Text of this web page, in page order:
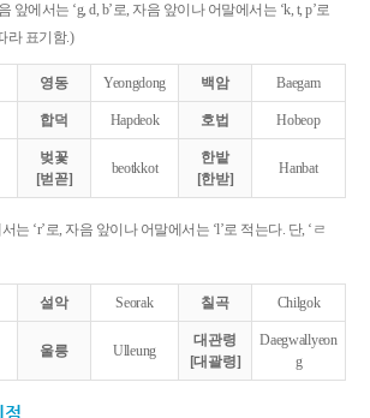
앞에서는 ‘g, d, b’로, 자음 앞이나 어말에서는 ‘k, t, p’로
라 표기함.)
영동 Yeongdong 백암 Baegam
합덕 Hapdeok 호법 Hobeop
벚꽃
[벋꼳]
beotkkot
한밭
[한받]
Hanbat
는 ‘r’로, 자음 앞이나 어말에서는 ‘l’로 적는다. 단, ‘ㄹ
설악 Seorak 칠곡 Chilgok
울릉 Ulleung
대관령
[대괄령]
Daegwallyeon
g
점